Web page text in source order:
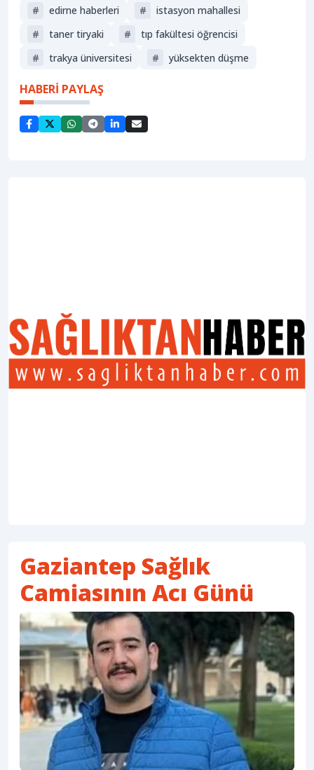
# edirne haberleri #
i̇stasyon mahallesi
#
taner tiryaki #
tıp fakültesi öğrencisi
#
trakya üniversitesi # yüksekten düşme
HABERİ PAYLAŞ
Gaziantep Sağlık
Camiasının Acı Günü